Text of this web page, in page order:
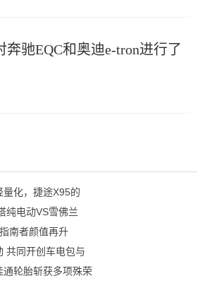
驰EQC和奥迪e-tron进行了
化，捷途X95的
纯电动VS雪佛兰
南者颜值再升
共同开创车电包与
轮胎斩获多项殊荣